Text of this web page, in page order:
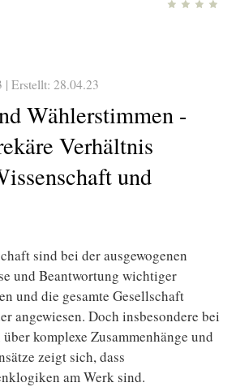
| Erstellt: 28.04.23
Wählerstimmen -
Verhältnis
und
sind bei der ausgewogenen
und Beantwortung wichtiger
und die gesamte Gesellschaft
angewiesen. Doch insbesondere bei
komplexe Zusammenhänge und
zeigt sich, dass
am Werk sind.